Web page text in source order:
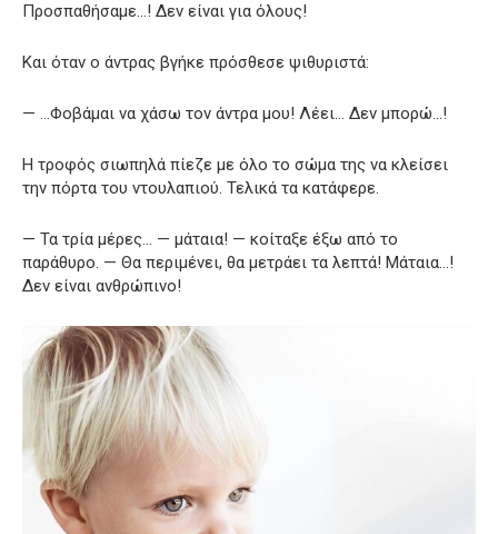
Προσπαθήσαμε…! Δεν είναι για όλους!
Και όταν ο άντρας βγήκε πρόσθεσε ψιθυριστά:
— …Φοβάμαι να χάσω τον άντρα μου! Λέει… Δεν μπορώ…!
Η τροφός σιωπηλά πίεζε με όλο το σώμα της να κλείσει
την πόρτα του ντουλαπιού. Τελικά τα κατάφερε.
— Τα τρία μέρες… — μάταια! — κοίταξε έξω από το
παράθυρο. — Θα περιμένει, θα μετράει τα λεπτά! Μάταια…!
Δεν είναι ανθρώπινο!